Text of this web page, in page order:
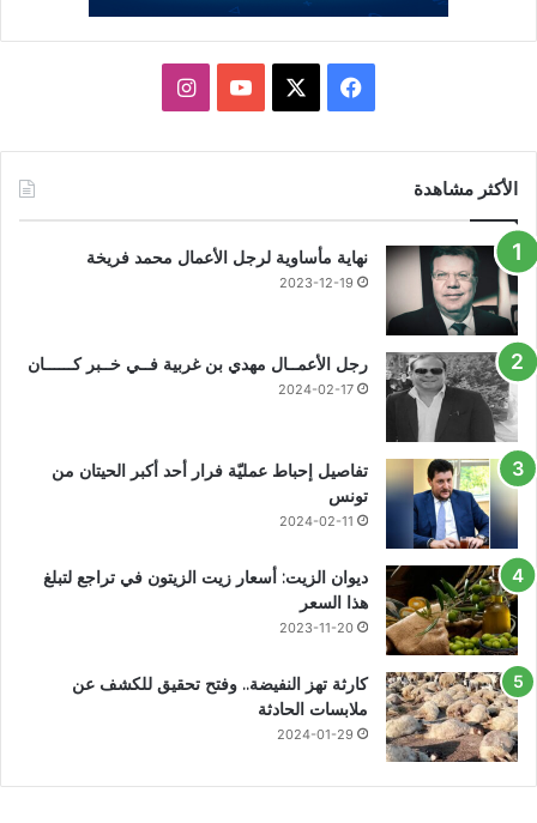
فيسبوك يوتيوبانستقرام
الأكثر مشاهدة
نهاية مأساوية لرجل الأعمال محمد فريخة
2023-12-19
رجل الأعمــال مهدي بن غربية فــي خــبر كــــــان
2024-02-17
تفاصيل إحباط عمليّة فرار أحد أكبر الحيتان من
تونس
2024-02-11
ديوان الزيت: أسعار زيت الزيتون في تراجع لتبلغ
هذا السعر
2023-11-20
كارثة تهز النفيضة.. وفتح تحقيق للكشف عن
ملابسات الحادثة
2024-01-29